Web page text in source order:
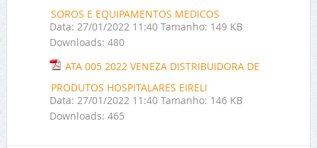
SOROS E EQUIPAMENTOS MEDICOS
Data: 27/01/2022 11:40 Tamanho: 149 KB
Downloads: 480
ATA 005 2022 VENEZA DISTRIBUIDORA DE
PRODUTOS HOSPITALARES EIRELI
Data: 27/01/2022 11:40 Tamanho: 146 KB
Downloads: 465